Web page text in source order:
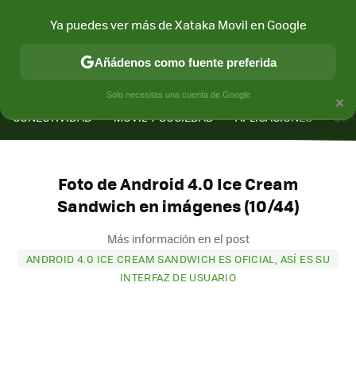
CONECTIVIDAD MÓVIL Y SOCIEDAD APLICACIONES
Foto de Android 4.0 Ice Cream
Sandwich en imágenes (10/44)
Más información en el post
ANDROID 4.0 ICE CREAM SANDWICH ES OFICIAL, ASÍ ES SU
INTERFAZ DE USUARIO
×
Ya puedes ver más de Xataka Movil en Google
Añádenos como fuente preferida
Solo necesitas una cuenta de Google